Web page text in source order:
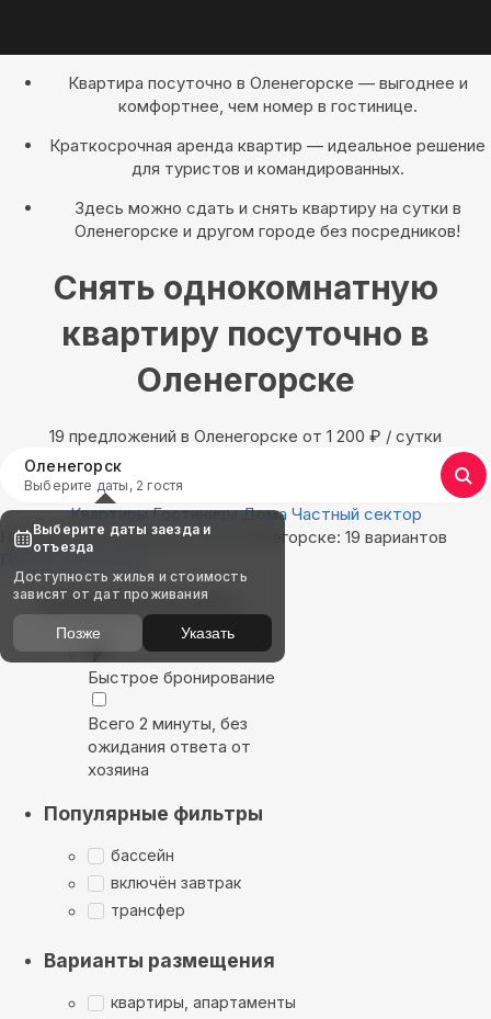
Квартира посуточно в Оленегорске — выгоднее и
комфортнее, чем номер в гостинице.
Краткосрочная аренда квартир — идеальное решение
для туристов и командированных.
Здесь можно сдать и снять квартиру на сутки в
Оленегорске и другом городе без посредников!
Снять однокомнатную
квартиру посуточно в
Оленегорске
19 предложений в Оленегорске oт 1 200 ₽ / сутки
Оленегорск
Выберите даты, 2 гостя
Квартиры Гостиницы Дома Частный сектор
Найдём, где остановиться в Оленегорске: 19 вариантов
Показать на карте
Выбирайте лучшее
Быстрое бронирование
Всего 2 минуты, без
ожидания ответа от
хозяина
Популярные фильтры
бассейн
включён завтрак
трансфер
Варианты размещения
квартиры, апартаменты
Выберите даты заезда и
отъезда
Доступность жилья и стоимость
зависят от дат проживания
Позже Указать